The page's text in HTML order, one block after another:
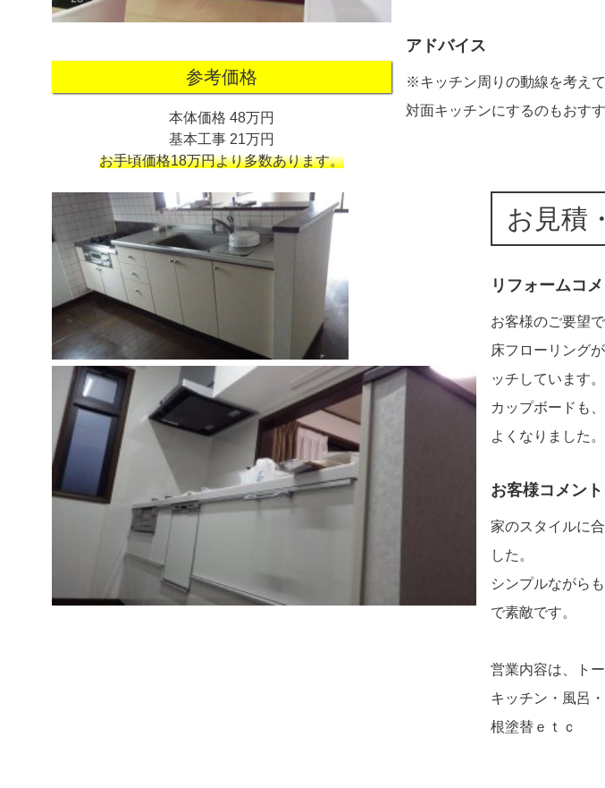
参考価格
本体価格 48万円
基本工事 21万円
お手頃価格18万円より多数あります。
アドバイス
※キッチン周りの動線を考え
対面キッチンにするのもおす
お見積
リフォームコ
お客様のご要望
床フローリング
ッチしています。
カップボードも
よくなりました。
お客様コメント
家のスタイルに
した。
シンプルながら
で素敵です。
営業内容は、ト
キッチン・風呂
根塗替ｅｔｃ